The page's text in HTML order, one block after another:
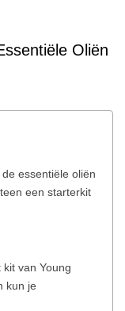
Oliën
essentiële oliën
een starterkit
van Young
kun je